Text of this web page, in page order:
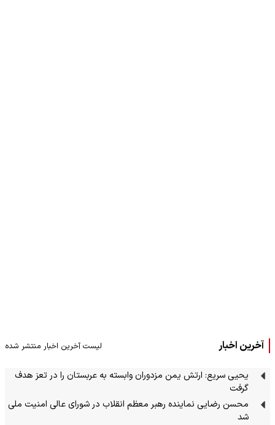
آخرین اخبار لیست آخرین اخبار منتشر شده
یحیی سریع: ارتش یمن مزدوران وابسته به عربستان را در تعز هدف
گرفت
محسن رضایی نماینده رهبر معظم انقلاب در شورای عالی امنیت ملی
شد